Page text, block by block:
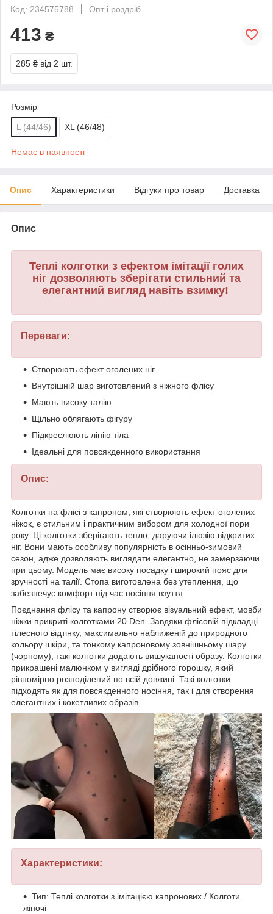
Код: 234575788
Опт і роздріб
413 ₴
285 ₴ від 2 шт.
Розмір
L (44/46) XL (46/48)
Немає в наявності
Опис Характеристики Відгуки про товар Доставка
Опис
Теплі колготки з ефектом імітації голих
ніг дозволяють зберігати стильний та
елегантний вигляд навіть взимку!
Переваги:
Створюють ефект оголених ніг
Внутрішній шар виготовлений з ніжного флісу
Мають високу талію
Щільно облягають фігуру
Підкреслюють лінію тіла
Ідеальні для повсякденного використання
Опис:
Колготки на флісі з капроном, які створюють ефект оголених
ніжок, є стильним і практичним вибором для холодної пори
року. Ці колготки зберігають тепло, даруючи ілюзію відкритих
ніг. Вони мають особливу популярність в осінньо-зимовий
сезон, адже дозволяють виглядати елегантно, не замерзаючи
при цьому. Модель має високу посадку і широкий пояс для
зручності на талії. Стопа виготовлена без утеплення, що
забезпечує комфорт під час носіння взуття.
Поєднання флісу та капрону створює візуальний ефект, мовби
ніжки прикриті колготками 20 Den. Завдяки флісовій підкладці
тілесного відтінку, максимально наближеній до природного
кольору шкіри, та тонкому капроновому зовнішньому шару
(чорному), такі колготки додають вишуканості образу. Колготки
прикрашені малюнком у вигляді дрібного горошку, який
рівномірно розподілений по всій довжині. Такі колготки
підходять як для повсякденного носіння, так і для створення
елегантних і кокетливих образів.
Характеристики:
Тип: Теплі колготки з імітацією капронових / Колготи
жіночі